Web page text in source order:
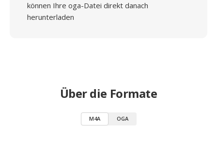
können Ihre oga-Datei direkt danach
herunterladen
Über die Formate
M4A OGA